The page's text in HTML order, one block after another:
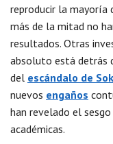
reproducir la
más de la mitad no
resultados. Otras
absoluto está detrás
del escándalo de
nuevos engaños
han revelado el
académicas.